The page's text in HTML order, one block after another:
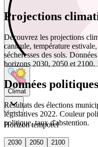
Climat
Horizon temporel
2030 2050
2100
Projections
Découvrez les projections
canicule, température
sécheresses des sols.
horizons 2030, 2050 et 2100.
Données politiques
Résultats des élections
législatives 2022. Couleur
politique, taux d'abstention.